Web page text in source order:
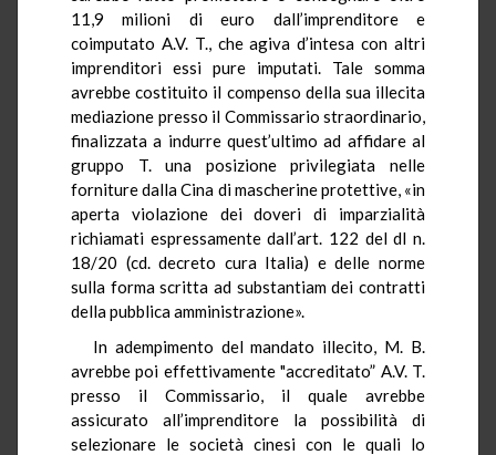
11,9 milioni di euro dall’imprenditore e
coimputato A.V. T., che agiva d’intesa con altri
imprenditori essi pure imputati. Tale somma
avrebbe costituito il compenso della sua illecita
mediazione presso il Commissario straordinario,
finalizzata a indurre quest’ultimo ad affidare al
gruppo T. una posizione privilegiata nelle
forniture dalla Cina di mascherine protettive, «in
aperta violazione dei doveri di imparzialità
richiamati espressamente dall’art. 122 del dl n.
18/20 (cd. decreto cura Italia) e delle norme
sulla forma scritta ad substantiam dei contratti
della pubblica amministrazione».
In adempimento del mandato illecito, M. B.
avrebbe poi effettivamente "accreditato” A.V. T.
presso il Commissario, il quale avrebbe
assicurato all’imprenditore la possibilità di
selezionare le società cinesi con le quali lo